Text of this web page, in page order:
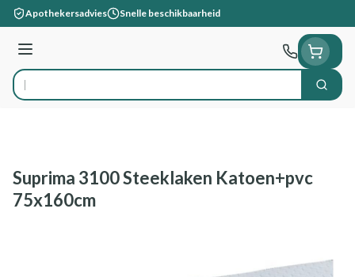
Ga naar de inhoud
Apothekersadvies Snelle beschikbaarheid
Menu
Product, merk, categorie... Zoek
Suprima 3100 Steeklaken Katoen+pvc
75x160cm